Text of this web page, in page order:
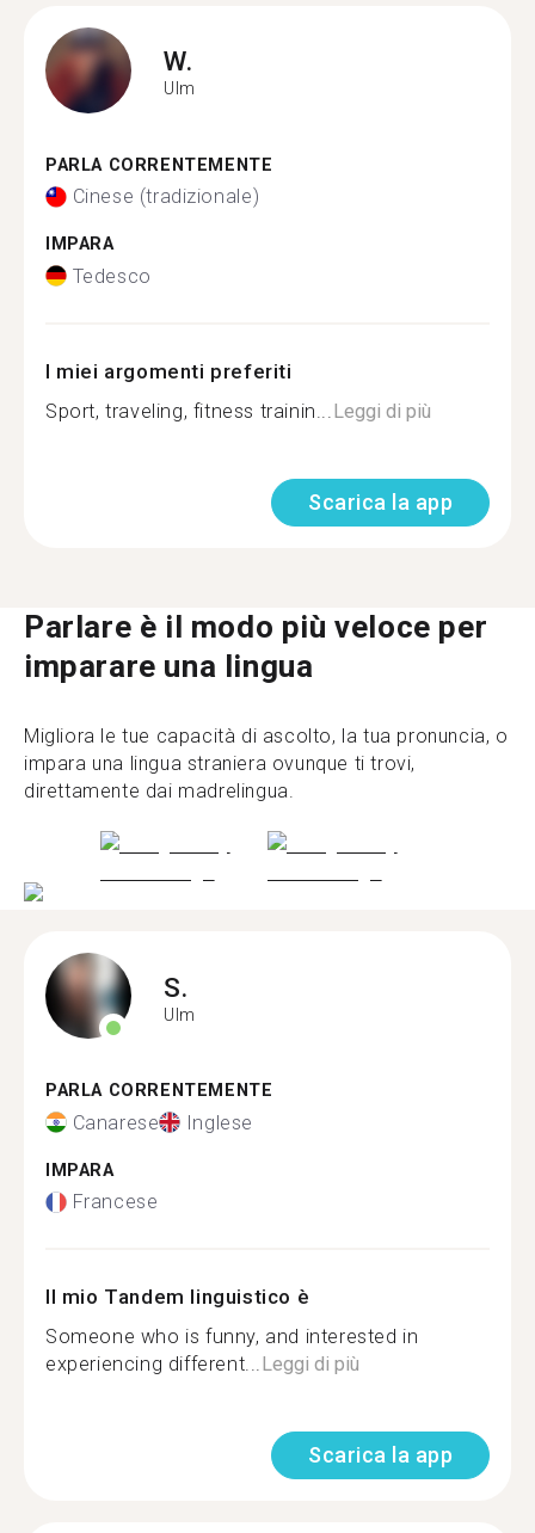
W.
Ulm
PARLA CORRENTEMENTE
Cinese (tradizionale)
IMPARA
Tedesco
I miei argomenti preferiti
Sport, traveling, fitness trainin... Leggi di più
Scarica la app
Parlare è il modo più veloce per
imparare una lingua
Migliora le tue capacità di ascolto, la tua pronuncia, o
impara una lingua straniera ovunque ti trovi,
direttamente dai madrelingua.
S.
Ulm
PARLA CORRENTEMENTE
Canarese Inglese
IMPARA
Francese
Il mio Tandem linguistico è
Someone who is funny, and interested in
experiencing different...Leggi di più
Scarica la app